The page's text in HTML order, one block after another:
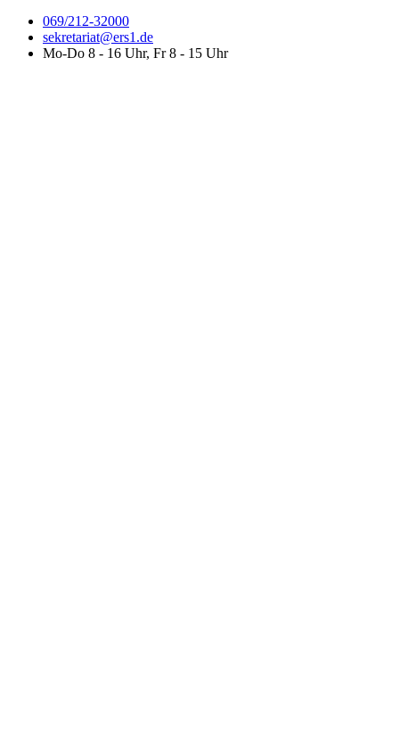
069/212-32000
sekretariat@ers1.de
Mo-Do 8 - 16 Uhr, Fr 8 - 15 Uhr